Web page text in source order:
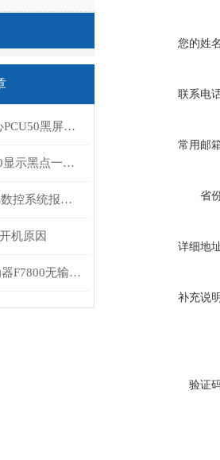
西门子840D加工中心PCU50黑屏排查
西门子触摸屏TP1200显示黑点一天比一天大解决维修
西门子828D/840DSL数控系统报警231806故障修复
机原因
西门子S120电源驱动器F7800无输出问题处理
您的姓
联系电
常用邮
省
详细地
补充说
验证